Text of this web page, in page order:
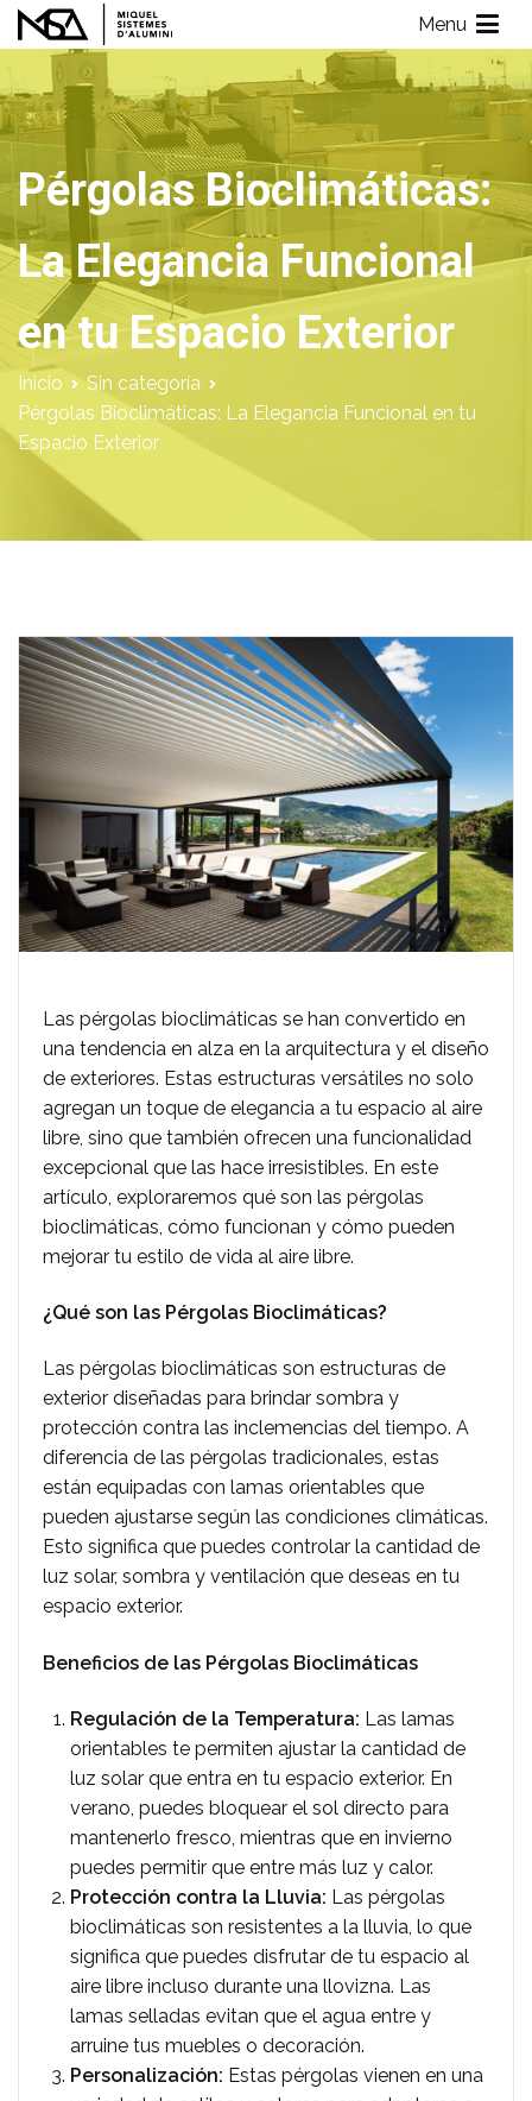
Saltar
al
contenido
Miquel Sistemes d'Alumini
Empresa de Aluminios con más de 40 años de experiencia
Menu
Pérgolas Bioclimáticas:
La Elegancia Funcional
en tu Espacio Exterior
Inicio
Sin categoría
Pérgolas Bioclimáticas: La Elegancia Funcional en tu
Espacio Exterior
Las pérgolas bioclimáticas se han convertido en
una tendencia en alza en la arquitectura y el diseño
de exteriores. Estas estructuras versátiles no solo
agregan un toque de elegancia a tu espacio al aire
libre, sino que también ofrecen una funcionalidad
excepcional que las hace irresistibles. En este
artículo, exploraremos qué son las pérgolas
bioclimáticas, cómo funcionan y cómo pueden
mejorar tu estilo de vida al aire libre.
¿Qué son las Pérgolas Bioclimáticas?
Las pérgolas bioclimáticas son estructuras de
exterior diseñadas para brindar sombra y
protección contra las inclemencias del tiempo. A
diferencia de las pérgolas tradicionales, estas
están equipadas con lamas orientables que
pueden ajustarse según las condiciones climáticas.
Esto significa que puedes controlar la cantidad de
luz solar, sombra y ventilación que deseas en tu
espacio exterior.
Beneficios de las Pérgolas Bioclimáticas
Regulación de la Temperatura: Las lamas
orientables te permiten ajustar la cantidad de
luz solar que entra en tu espacio exterior. En
verano, puedes bloquear el sol directo para
mantenerlo fresco, mientras que en invierno
puedes permitir que entre más luz y calor.
Protección contra la Lluvia: Las pérgolas
bioclimáticas son resistentes a la lluvia, lo que
significa que puedes disfrutar de tu espacio al
aire libre incluso durante una llovizna. Las
lamas selladas evitan que el agua entre y
arruine tus muebles o decoración.
Personalización: Estas pérgolas vienen en una